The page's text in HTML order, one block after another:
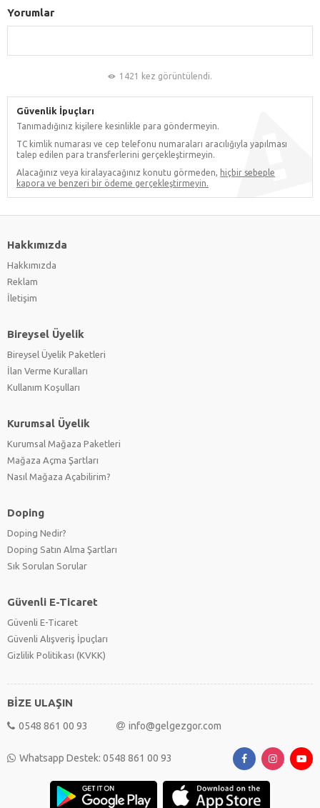
Yorumlar
1421 kez görüntülendi.
Güvenlik İpuçları
Tanımadığınız kişilere kesinlikle para göndermeyin.
TC kimlik numarası ve cep telefonu numaraları aracılığıyla yapılması
talep edilen para transferlerini gerçekleştirmeyin.
Alacağınız veya kiralayacağınız konutu görmeden, hiçbir sebeple
kapora ve benzeri bir ödeme gerçekleştirmeyin.
Hakkımızda
Hakkımızda
Reklam
İletişim
Bireysel Üyelik
Bireysel Üyelik Paketleri
İlan Verme Kuralları
Kullanım Koşulları
Kurumsal Üyelik
Kurumsal Mağaza Paketleri
Mağaza Açma Şartları
Nasıl Mağaza Açabilirim?
Doping
Doping Nedir?
Doping Satın Alma Şartları
Sık Sorulan Sorular
Güvenli E-Ticaret
Güvenli E-Ticaret
Güvenli Alışveriş İpuçları
Gizlilik Politikası (KVKK)
BİZE ULAŞIN
0548 861 00 93 info@gelgezgor.com
Whatsapp Destek: 0548 861 00 93